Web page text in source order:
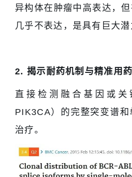
异构体在肿瘤中高表达，
几乎不表达，是具有巨大潜
2. 揭示耐药机制与精准用药
直接检测融合基因或关
PIK3CA）的完整突变谱
治疗。